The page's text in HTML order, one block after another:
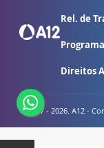
Rel. de
Direitos
© 2007 - 2026. A12 -